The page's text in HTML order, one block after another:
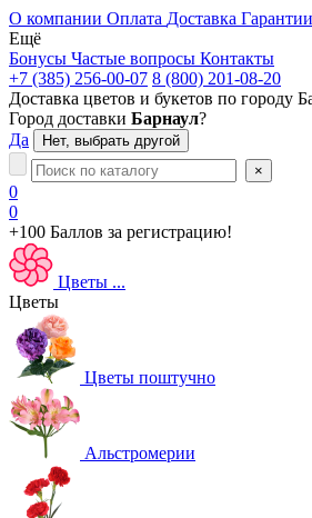
О компании Оплата Доставка Гарантии
Ещё
Бонусы Частые вопросы Контакты
+7 (385) 256-00-07 8 (800) 201-08-20
Доставка цветов и букетов по городу
Город доставки Барнаул?
Да
Нет, выбрать другой
×
0
0
+100 Баллов за регистрацию!
Цветы ...
Цветы
Цветы поштучно
Альстромерии